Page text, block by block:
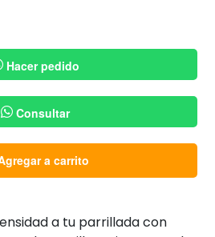
Hacer pedido
Consultar
a carrito
a tu parrillada con